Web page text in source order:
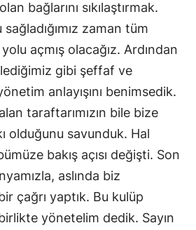
Manisa
Kahramanmaraş
Mardin
Muğla
Nevşehir
Niğde
bağlarını sıkılaştırmak.
zaman tüm
açmış olacağız. Ardından
gibi şeffaf ve
anlayışını benimsedik.
taraftarımızın bile bize
olduğunu savunduk. Hal
bakış açısı değişti. Son
aslında biz
çağrı yaptık. Bu kulüp
yönetelim dedik. Sayın